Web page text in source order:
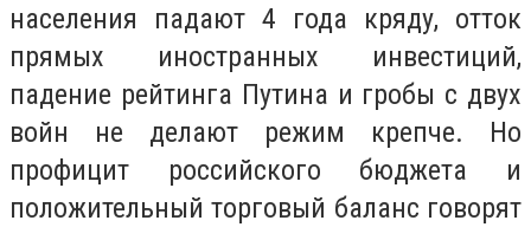
населения падают 4 года кряду, отток
прямых иностранных инвестиций,
падение рейтинга Путина и гробы с двух
войн не делают режим крепче. Но
профицит российского бюджета и
положительный торговый баланс говорят